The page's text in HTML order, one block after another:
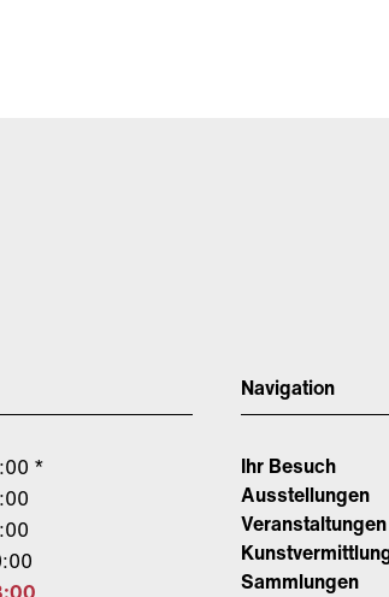
*
Navigation
Ihr Besuch
Ausstellungen
Veranstaltungen
Sammlungen